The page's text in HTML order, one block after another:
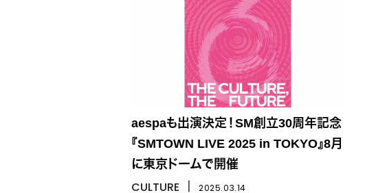
aespaも出演決定！SM創立30周年記念
『SMTOWN LIVE 2025 in TOKYO』8月
に東京ドームで開催
CULTURE 2025.03.14